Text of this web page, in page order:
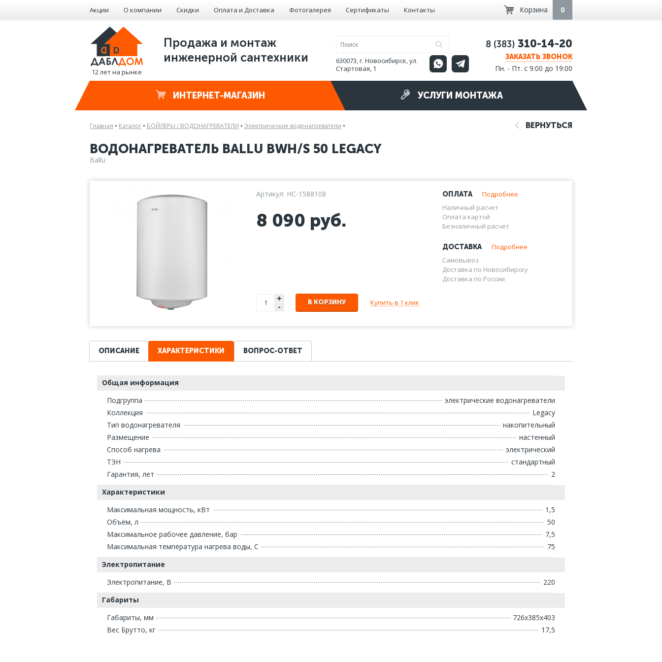
Акции О компании Скидки Оплата и Доставка Фотогалерея Сертификаты Контакты Корзина 0
12 лет на рынке
Продажа и монтаж
инженерной сантехники
630073, г. Новосибирск, ул.
Стартовая, 1
8 (383) 310-14-20
ЗАКАЗАТЬ ЗВОНОК
Пн. - Пт. с 9:00 до 19:00
ИНТЕРНЕТ-МАГАЗИН УСЛУГИ МОНТАЖА
Главная • Каталог • БОЙЛЕРЫ / ВОДОНАГРЕВАТЕЛИ • Электрические водонагреватели • ВЕРНУТЬСЯ
ВОДОНАГРЕВАТЕЛЬ BALLU BWH/S 50 LEGACY
Ballu
Артикул: НС-1588108
8 090 руб.
ОПЛАТА
Подробнее
Наличный расчет
Оплата картой
Безналичный расчет
ДОСТАВКА
Подробнее
Самовывоз
Доставка по Новосибирску
Доставка по России
+
- В КОРЗИНУ Купить в 1 клик
ОПИСАНИЕ ХАРАКТЕРИСТИКИ ВОПРОС-ОТВЕТ
Общая информация
Подгруппа
электрические водонагреватели
Коллекция
Legacy
Тип водонагревателя
накопительный
Размещение
настенный
Способ нагрева
электрический
ТЭН
стандартный
Гарантия, лет
2
Характеристики
Максимальная мощность, кВт
1,5
Объём, л
50
Максимальное рабочее давление, бар
7,5
Максимальная температура нагрева воды, С
75
Электропитание
Электропитание, В
220
Габариты
Габариты, мм
726х385х403
Вес Брутто, кг
17,5